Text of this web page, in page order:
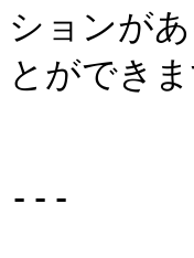
ションが
とができま
---